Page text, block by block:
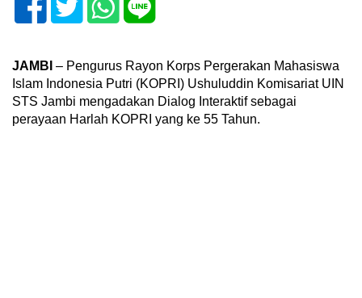
JAMBI – Pengurus Rayon Korps Pergerakan Mahasiswa
Islam Indonesia Putri (KOPRI) Ushuluddin Komisariat UIN
STS Jambi mengadakan Dialog Interaktif sebagai
perayaan Harlah KOPRI yang ke 55 Tahun.